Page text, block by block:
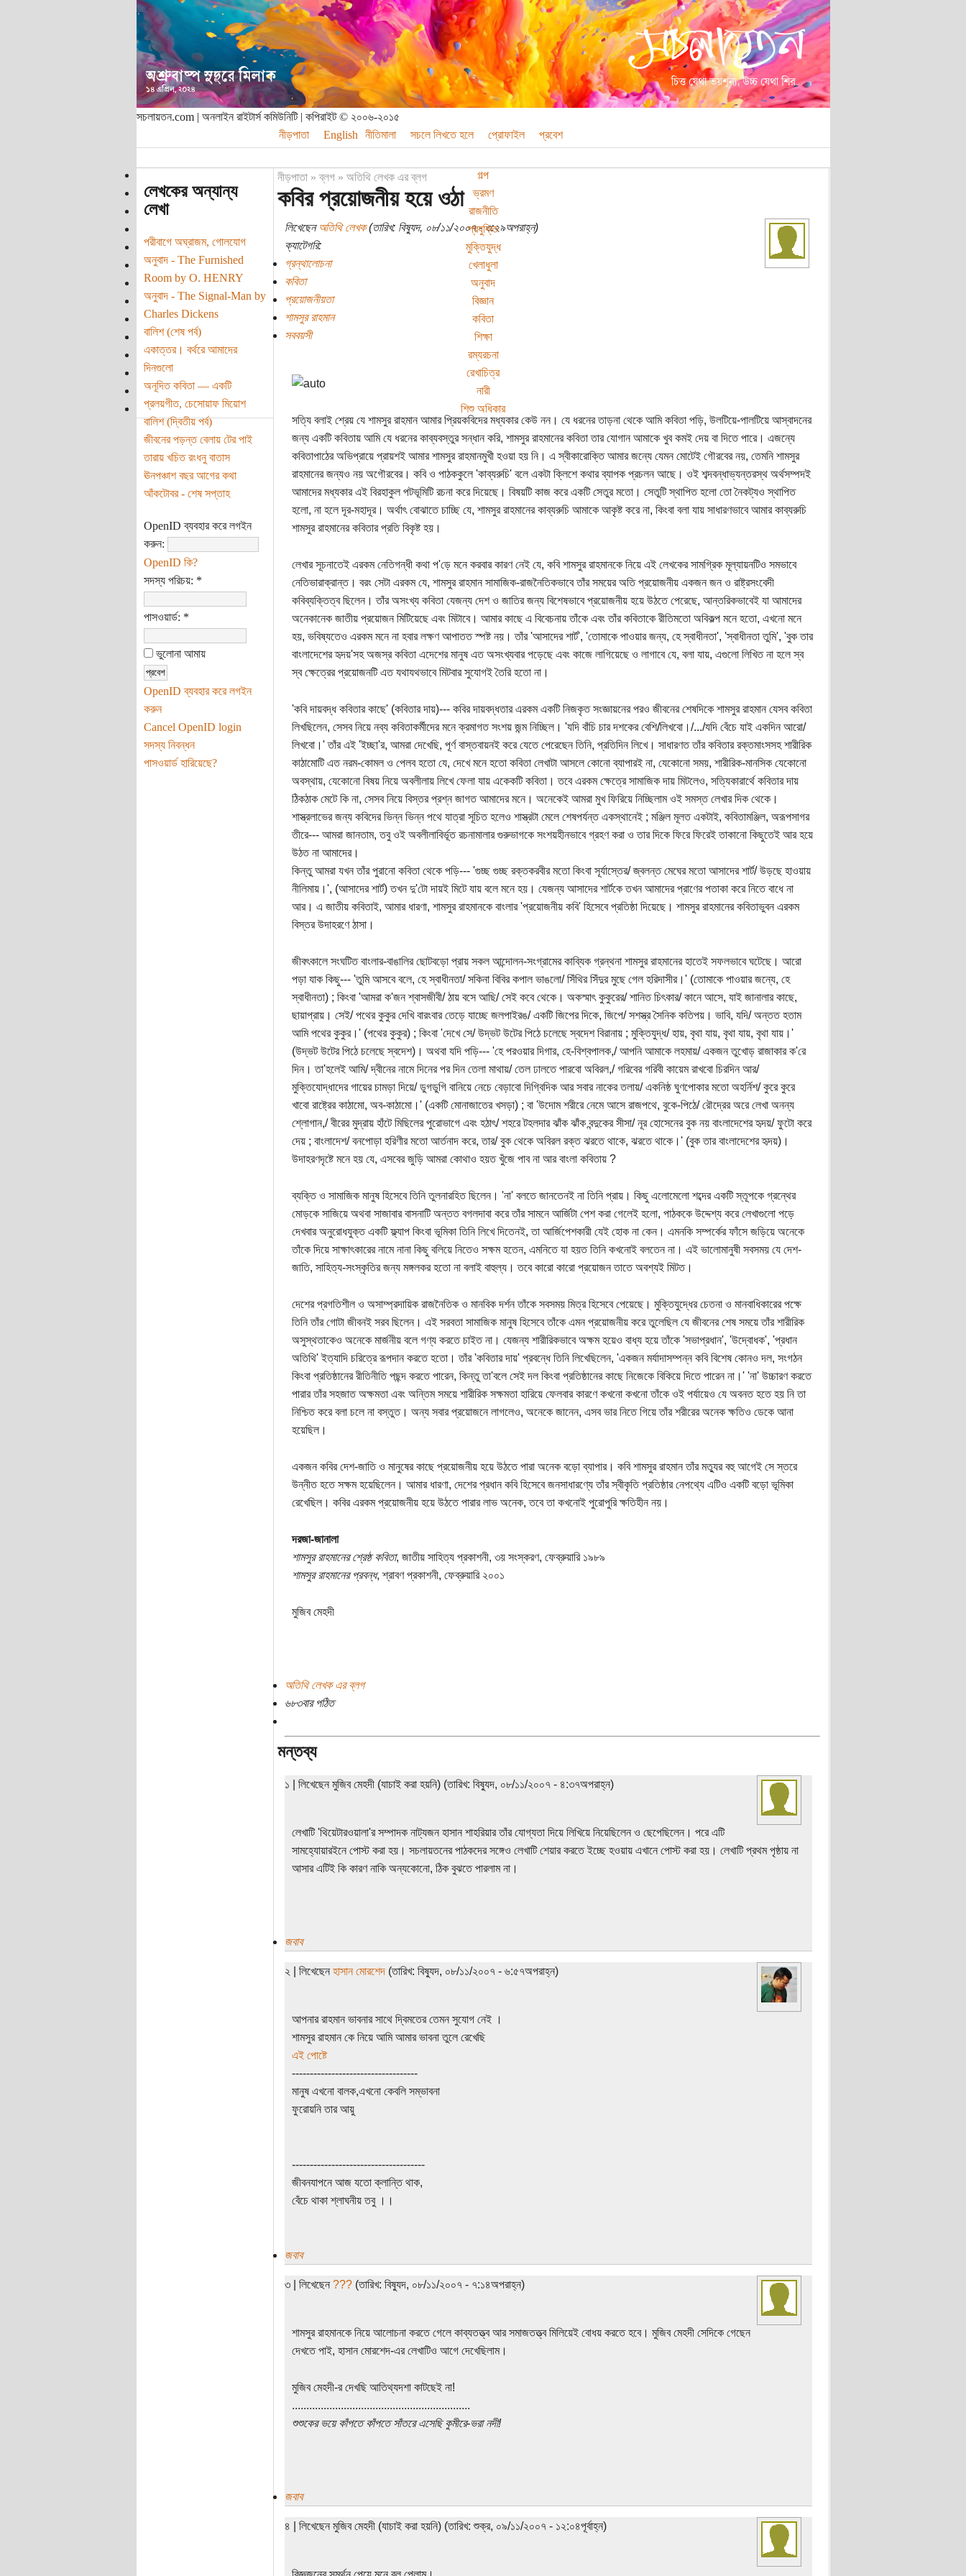
সচলায়তন.com | অনলাইন রাইটার্স কমিউনিটি | কপিরাইট © ২০০৬-২০১৫
নীড়পাতা
English নীতিমালা সচলে লিখতে হলে প্রোফাইল প্রবেশ
গল্প
ভ্রমণ
রাজনীতি
প্রযুক্তি
মুক্তিযুদ্ধ
খেলাধুলা
অনুবাদ
বিজ্ঞান
কবিতা
শিক্ষা
রম্যরচনা
রেখাচিত্র
নারী
শিশু অধিকার
লেখকের অন্যান্য
লেখা
পরীবাগে অঘ্রাজম, গোলযোগ
অনুবাদ - The Furnished
Room by O. HENRY
অনুবাদ - The Signal-Man by
Charles Dickens
বালিশ (শেষ পর্ব)
একাত্তর। বর্থরে আমাদের
দিনগুলো
অনূদিত কবিতা — একটি
প্রলয়গীত, চেসোয়াফ মিয়োশ
বালিশ (দ্বিতীয় পর্ব)
জীবনের পড়ন্ত বেলায় টের পাই
তারায় খচিত রংধনু বাতাস
ঊনপঞ্চাশ বছর আগের কথা
আঁকটোবর - শেষ সপ্তাহ
OpenID ব্যবহার করে লগইন
করুন:
OpenID কি?
সদস্য পরিচয়: *
পাসওয়ার্ড: *
ভুলোনা আমায়
OpenID ব্যবহার করে লগইন
করুন
Cancel OpenID login
সদস্য নিবন্ধন
পাসওয়ার্ড হারিয়েছে?
নীড়পাতা»ব্লগ» অতিথি লেখক এর ব্লগ
কবির প্রয়োজনীয় হয়ে ওঠা
লিখেছেনঅতিথি লেখক(তারিখ: বিষ্যুদ, ০৮/১১/২০০৭ - ৩:২৯অপরাহ্ন)
ক্যাটেগরি:
গ্রন্থালোচনা
কবিতা
প্রয়োজনীয়তা
শামসুর রাহমান
সববয়সী
সত্যি বলাই শ্রেয় যে শামসুর রাহমান আমার প্রিয়কবিদের মধ্যকার কেউ নন। যে ধরনের তাড়না থেকে আমি কবিতা পড়ি, উলটিয়ে-পালটিয়ে আস্বাদনের
জন্য একটি কবিতায় আমি যে ধরনের কাব্যবস্তুর সন্ধান করি, শামসুর রাহমানের কবিতা তার যোগান আমাকে খুব কমই দেয় বা দিতে পারে। এজন্যে
কবিতাপাঠের অভিপ্রায়ে প্রায়শই আমার শামসুর রাহমানমুখী হওয়া হয় নি। এ স্বীকারোক্তি আমার জন্যে যেমন মোটেই গৌরবের নয়, তেমনি শামসুর
রাহমানের জন্যও নয় অগৌরবের। কবি ও পাঠককুলে ‌'কাব্যরুচি' বলে একটা ক্লিশে কথার ব্যাপক প্রচলন আছে। ওই শব্দবন্ধাভ্যন্তরস্থ অর্থসম্পদই
আমাদের মধ্যকার এই বিরহাকুল পটভূমিটি রচনা করে দিয়েছে। বিষয়টি কাজ করে একটি সেতুর মতো। সেতুটি স্থাপিত হলো তো নৈকট্যও স্থাপিত
হলো, না হলে দূর-মহাদূর। অর্থাৎ বোঝাতে চাচ্ছি যে, শামসুর রাহমানের কাব্যরুচি আমাকে আকৃষ্ট করে না, কিংবা বলা যায় সাধারণভাবে আমার কাব্যরুচি
শামসুর রাহমানের কবিতার প্রতি বিকৃষ্ট হয়।
লেখার সূচনাতেই এরকম নেতিগন্ধী কথা প'ড়ে মনে করবার কারণ নেই যে, কবি শামসুর রাহমানকে নিয়ে এই লেখকের সামগ্রিক মূল্যায়নটিও সমভাবে
নেতিভারাক্রান্ত। বরং সেটা এরকম যে, শামসুর রাহমান সামাজিক-রাজনৈতিকভাবে তাঁর সময়ের অতি প্রয়োজনীয় একজন জন ও রাষ্ট্রসংবেদী
কবিব্যক্তিত্ব ছিলেন। তাঁর অসংখ্য কবিতা যেজন্য দেশ ও জাতির জন্য বিশেষভাবে প্রয়োজনীয় হয়ে উঠতে পেরেছে, আন্তরিকভাবেই যা আমাদের
অনেকানেক জাতীয় প্রয়োজন মিটিয়েছে এবং মিটাবে। আমার কাছে এ বিবেচনায় তাঁকে এবং তাঁর কবিতাকে রীতিমতো অবিকল্প মনে হতো, এখনো মনে
হয়, ভবিষ্যতেও এরকম মনে না হবার লক্ষণ আপাতত স্পষ্ট নয়। তাঁর 'আসাদের শার্ট', 'তোমাকে পাওয়ার জন্য, হে স্বাধীনতা', 'স্বাধীনতা তুমি', 'বুক তার
বাংলাদেশের হৃদয়'সহ অজস্র কবিতা এদেশের মানুষ এত অসংখ্যবার পড়েছে এবং কাজে লাগিয়েছে ও লাগাবে যে, বলা যায়, এগুলো লিখিত না হলে স্ব
স্ব ক্ষেত্রের প্রয়োজনটি এত যথাযথভাবে মিটবার সুযোগই তৈরি হতো না।
'কবি দায়বদ্ধ কবিতার কাছে' (কবিতার দায়)--- কবির দায়বদ্ধতার এরকম একটি নিজকৃত সংজ্ঞায়নের পরও জীবনের শেষদিকে শামসুর রাহমান যেসব কবিতা
লিখছিলেন, সেসব নিয়ে নব্য কবিতাকর্মীদের মনে ক্রমাগত সংশয় জন্ম নিচ্ছিল। 'যদি বাঁচি চার দশকের বেশি/লিখবো।/.../যদি বেঁচে যাই একদিন আরো/
লিখবো।' তাঁর এই 'ইচ্ছা'র, আমরা দেখেছি, পূর্ণ বাস্তবায়নই করে যেতে পেরেছেন তিনি, প্রতিদিন লিখে। সাধারণত তাঁর কবিতার রক্তমাংসসহ শারীরিক
কাঠামোটি এত নরম-কোমল ও পেলব হতো যে, দেখে মনে হতো কবিতা লেখাটা আসলে কোনো ব্যাপারই না, যেকোনো সময়, শারীরিক-মানসিক যেকোনো
অবস্থায়, যেকোনো বিষয় নিয়ে অবলীলায় লিখে ফেলা যায় একেকটি কবিতা। তবে এরকম ক্ষেত্রে সামাজিক দায় মিটলেও, সত্যিকারার্থে কবিতার দায়
ঠিকঠাক মেটে কি না, সেসব নিয়ে বিস্তর প্রশ্ন জাগত আমাদের মনে। অনেকেই আমরা মুখ ফিরিয়ে নিচ্ছিলাম ওই সমস্ত লেখার দিক থেকে।
শাস্ত্রলাভের জন্য কবিদের ভিন্ন ভিন্ন পথে যাত্রা সূচিত হলেও শাস্ত্রটা মেলে শেষপর্যন্ত একস্থানেই ; মঞ্জিল মূলত একটাই, কবিতামঞ্জিল, অরূপসাগর
তীরে--- আমরা জানতাম, তবু ওই অবলীলাবির্ভূত রচনামালার গুরুভাগকে সংশয়হীনভাবে গ্রহণ করা ও তার দিকে ফিরে ফিরেই তাকানো কিছুতেই আর হয়ে
উঠত না আমাদের।
কিন্তু আমরা যখন তাঁর পুরানো কবিতা থেকে পড়ি--- 'গুচ্ছ গুচ্ছ রক্তকরবীর মতো কিংবা সূর্যাস্তের/ জ্বলন্ত মেঘের মতো আসাদের শার্ট/ উড়ছে হাওয়ায়
নীলিমায়।', (আসাদের শার্ট) তখন দু'টো দায়ই মিটে যায় বলে মনে হয়। যেজন্য আসাদের শার্টকে তখন আমাদের প্রাণের পতাকা করে নিতে বাধে না
আর। এ জাতীয় কবিতাই, আমার ধারণা, শামসুর রাহমানকে বাংলার 'প্রয়োজনীয় কবি' হিসেবে প্রতিষ্ঠা দিয়েছে। শামসুর রাহমানের কবিতাভুবন এরকম
বিস্তর উদাহরণে ঠাসা।
জীবৎকালে সংঘটিত বাংলার-বাঙালির ছোটবড়ো প্রায় সকল আন্দোলন-সংগ্রামের কাব্যিক গ্রন্থনা শামসুর রাহমানের হাতেই সফলভাবে ঘটেছে। আরো
পড়া যাক কিছু--- 'তুমি আসবে বলে, হে স্বাধীনতা/ সকিনা বিবির কপাল ভাঙলো/ সিঁথির সিঁদুর মুছে গেল হরিদাসীর।' (তোমাকে পাওয়ার জন্যে, হে
স্বাধীনতা) ; কিংবা 'আমরা ক'জন শ্বাসজীবী/ ঠায় বসে আছি/ সেই কবে থেকে। অকস্মাৎ কুকুরের/ শানিত চিৎকার/ কানে আসে, যাই জানালার কাছে,
ছায়াপ্রায়। সেই/ পথের কুকুর দেখি বারংবার তেড়ে যাচ্ছে জলপাইরঙ/ একটি জিপের দিকে, জিপে/ সশস্ত্র সৈনিক কতিপয়। ভাবি, যদি/ অন্তত হতাম
আমি পথের কুকুর।' (পথের কুকুর) ; কিংবা 'দেখে সে/ উদ্ভট উটের পিঠে চলেছে স্বদেশ বিরানায় ; মুক্তিযুদ্ধ/ হায়, বৃথা যায়, বৃথা যায়, বৃথা যায়।'
(উদ্ভট উটের পিঠে চলেছে স্বদেশ)। অথবা যদি পড়ি--- 'হে পরওয়ার দিগার, হে-বিশ্বপালক,/ আপনি আমাকে লহমায়/ একজন তুখোড় রাজাকার ক'রে
দিন। তা'হলেই আমি/ দ্বীনের নামে দিনের পর দিন তেলা মাথায়/ তেল ঢালতে পারবো অবিরল,/ গরিবের গরিবী কায়েম রাখবো চিরদিন আর/
মুক্তিযোদ্ধাদের গায়ের চামড়া দিয়ে/ ডুগডুগি বানিয়ে নেচে বেড়াবো দিগ্বিদিক আর সবার নাকের তলায়/ একনিষ্ঠ ঘুণপোকার মতো অহর্নিশ/ কুরে কুরে
খাবো রাষ্ট্রের কাঠামো, অব-কাঠামো।' (একটি মোনাজাতের খসড়া) ; বা 'উদোম শরীরে নেমে আসে রাজপথে, বুকে-পিঠে/ রৌদ্রের অরে লেখা অনন্য
শ্লোগান,/ বীরের মুদ্রায় হাঁটে মিছিলের পুরোভাগে এবং হঠাৎ/ শহরে টহলদার ঝাঁক ঝাঁক বন্দুকের সীসা/ নূর হোসেনের বুক নয় বাংলাদেশের হৃদয়/ ফুটো করে
দেয় ; বাংলাদেশ/ বনপোড়া হরিণীর মতো আর্তনাদ করে, তার/ বুক থেকে অবিরল রক্ত ঝরতে থাকে, ঝরতে থাকে।' (বুক তার বাংলাদেশের হৃদয়)।
উদাহরণদৃষ্টে মনে হয় যে, এসবের জুড়ি আমরা কোথাও হয়ত খুঁজে পাব না আর বাংলা কবিতায় ?
ব্যক্তি ও সামাজিক মানুষ হিসেবে তিনি তুলনারহিত ছিলেন। 'না' বলতে জানতেনই না তিনি প্রায়। কিছু এলোমেলো শব্দের একটি স্তূপকে গ্রন্থের
মোড়কে সাজিয়ে অথবা সাজাবার বাসনাটি অন্তত বগলদাবা করে তাঁর সামনে আর্জিটা পেশ করা গেলেই হলো, পাঠককে উদ্দেশ্য করে লেখাগুলো পড়ে
দেখবার অনুরোধযুক্ত একটি ফ্ল্যাপ কিংবা ভূমিকা তিনি লিখে দিতেনই, তা আর্জিপেশকারী যেই হোক না কেন। এমনকি সম্পর্কের ফাঁসে জড়িয়ে অনেকে
তাঁকে দিয়ে সাক্ষাৎকারের নামে নানা কিছু বলিয়ে নিতেও সক্ষম হতেন, এমনিতে যা হয়ত তিনি কখনোই বলতেন না। এই ভালোমানুষী সবসময় যে দেশ-
জাতি, সাহিত্য-সংস্কৃতির জন্য মঙ্গলকর হতো না বলাই বাহুল্য। তবে কারো কারো প্রয়োজন তাতে অবশ্যই মিটত।
দেশের প্রগতিশীল ও অসাম্প্রদায়িক রাজনৈতিক ও মানবিক দর্শন তাঁকে সবসময় মিত্র হিসেবে পেয়েছে। মুক্তিযুদ্ধের চেতনা ও মানবাধিকারের পক্ষে
তিনি তাঁর গোটা জীবনই সরব ছিলেন। এই সরবতা সামাজিক মানুষ হিসেবে তাঁকে এমন প্রয়োজনীয় করে তুলেছিল যে জীবনের শেষ সময়ে তাঁর শারীরিক
অসুস্থতাকেও অনেকে মার্জনীয় বলে গণ্য করতে চাইত না। যেজন্য শারীরিকভাবে অক্ষম হয়েও বাধ্য হয়ে তাঁকে 'সভাপ্রধান', 'উদ্বোধক', 'প্রধান
অতিথি' ইত্যাদি চরিত্রে রূপদান করতে হতো। তাঁর 'কবিতার দায়' প্রবন্ধে তিনি লিখেছিলেন, 'একজন মর্যাদাসম্পন্ন কবি বিশেষ কোনও দল, সংগঠন
কিংবা প্রতিষ্ঠানের রীতিনীতি পছন্দ করতে পারেন, কিন্তু তা'বলে সেই দল কিংবা প্রতিষ্ঠানের কাছে নিজেকে বিকিয়ে দিতে পারেন না।' 'না' উচ্চারণ করতে
পারার তাঁর সহজাত অক্ষমতা এবং অন্তিম সময়ে শারীরিক সক্ষমতা হারিয়ে ফেলবার কারণে কখনো কখনো তাঁকে ওই পর্যায়েও যে অবনত হতে হয় নি তা
নিশ্চিত করে বলা চলে না বস্তুত। অন্য সবার প্রয়োজনে লাগলেও, অনেকে জানেন, এসব ভার নিতে গিয়ে তাঁর শরীরের অনেক ক্ষতিও ডেকে আনা
হয়েছিল।
একজন কবির দেশ-জাতি ও মানুষের কাছে প্রয়োজনীয় হয়ে উঠতে পারা অনেক বড়ো ব্যাপার। কবি শামসুর রাহমান তাঁর মত্যুর বহু আগেই সে স্তরে
উন্নীত হতে সক্ষম হয়েছিলেন। আমার ধারণা, দেশের প্রধান কবি হিসেবে জনসাধারণ্যে তাঁর স্বীকৃতি প্রতিষ্ঠার নেপথ্যে এটিও একটি বড়ো ভূমিকা
রেখেছিল। কবির এরকম প্রয়োজনীয় হয়ে উঠতে পারার লাভ অনেক, তবে তা কখনোই পুরোপুরি ক্ষতিহীন নয়।
দরজা-জানালা
শামসুর রাহমানের শ্রেষ্ঠ কবিতা, জাতীয় সাহিত্য প্রকাশনী, ৩য় সংস্করণ, ফেব্রুয়ারি ১৯৮৯
শামসুর রাহমানের প্রবন্ধ, শ্রাবণ প্রকাশনী, ফেব্রুয়ারি ২০০১
মুজিব মেহদী
অতিথি লেখক এর ব্লগ
৬৮৩বার পঠিত
মন্তব্য
১ | লিখেছেন মুজিব মেহদী (যাচাই করা হয়নি) (তারিখ: বিষ্যুদ, ০৮/১১/২০০৭ - ৪:৩৭অপরাহ্ন)
লেখাটি 'থিয়েটারওয়ালা'র সম্পাদক নাট্যজন হাসান শাহরিয়ার তাঁর যোগ্যতা দিয়ে লিখিয়ে নিয়েছিলেন ও ছেপেছিলেন। পরে এটি
সামহ্যোয়ারইনে পোস্ট করা হয়। সচলায়তনের পাঠকদের সঙ্গেও লেখাটি শেয়ার করতে ইচ্ছে হওয়ায় এখানে পোস্ট করা হয়। লেখাটি প্রথম পৃষ্ঠায় না
আসার এটিই কি কারণ নাকি অন্যকোনো, ঠিক বুঝতে পারলাম না।
জবাব
২ | লিখেছেন হাসান মোরশেদ(তারিখ: বিষ্যুদ, ০৮/১১/২০০৭ - ৬:৫৭অপরাহ্ন)
আপনার রাহমান ভাবনার সাথে দ্বিমতের তেমন সুযোগ নেই ।
শামসুর রাহমান কে নিয়ে আমি আমার ভাবনা তুলে রেখেছি
এই পোষ্টে
-----------------------------------
মানুষ এখনো বালক,এখনো কেবলি সম্ভাবনা
ফুরোয়নি তার আয়ু
-------------------------------------
জীবনযাপনে আজ যতো ক্লান্তি থাক,
বেঁচে থাকা শ্লাঘনীয় তবু ।।
জবাব
৩ | লিখেছেন ???(তারিখ: বিষ্যুদ, ০৮/১১/২০০৭ - ৭:১৪অপরাহ্ন)
শামসুর রাহমানকে নিয়ে আলোচনা করতে গেলে কাব্যতত্ত্ব আর সমাজতত্ত্ব মিলিয়েই বোধয় করতে হবে। মুজিব মেহদী সেদিকে গেছেন
দেখতে পাই, হাসান মোরশেদ-এর লেখাটিও আগে দেখেছিলাম।
মুজিব মেহদী-র দেখছি আতিথ্যদশা কাটছেই না!
..............................................................
শুশুকের ভয়ে কাঁপতে কাঁপতে সাঁতরে এসেছি কুমীরে-ভরা নদী!
জবাব
৪ | লিখেছেন মুজিব মেহদী (যাচাই করা হয়নি) (তারিখ: শুক্র, ০৯/১১/২০০৭ - ১২:০৪পূর্বাহ্ন)